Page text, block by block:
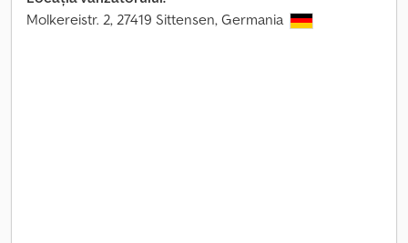
Molkereistr. 2, 27419 Sittensen, Germania